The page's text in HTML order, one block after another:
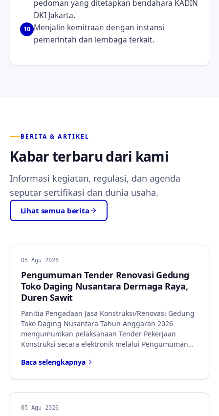
pedoman yang ditetapkan bendahara KADIN
DKI Jakarta.
10 Menjalin kemitraan dengan instansi
pemerintah dan lembaga terkait.
BERITA & ARTIKEL
Kabar terbaru dari kami
Informasi kegiatan, regulasi, dan agenda
seputar sertifikasi dan dunia usaha.
Lihat semua berita
BERITA
05 Agu 2026
Pengumuman Tender Renovasi Gedung
Toko Daging Nusantara Dermaga Raya,
Duren Sawit
Panitia Pengadaan Jasa Konstruksi/Renovasi Gedung
Toko Daging Nusantara Tahun Anggaran 2026
mengumumkan pelaksanaan Tender Pekerjaan
Konstruksi secara elektronik melalui Pengumuman…
Baca selengkapnya
BERITA
05 Agu 2026